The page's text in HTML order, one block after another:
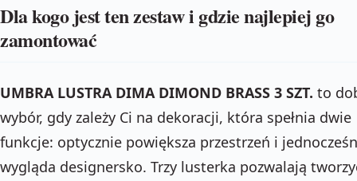
Dla kogo jest ten zestaw i gdzie najlepiej go
zamontować
UMBRA LUSTRA DIMA DIMOND BRASS 3 SZT. to
wybór, gdy zależy Ci na dekoracji, która spełnia dwie
funkcje: optycznie powiększa przestrzeń i
wygląda designersko. Trzy lusterka pozwalają